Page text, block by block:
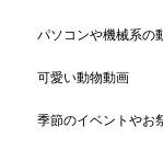
パソコンや機械系の
可愛い動物動画
季節のイベントやお